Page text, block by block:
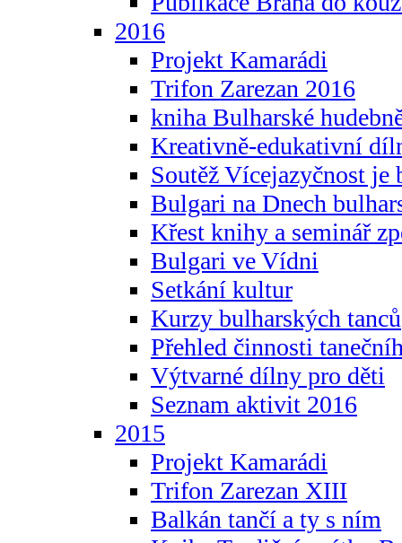
2016
Projekt Kamarádi
Trifon Zarezan 2016
kniha Bulharské
Kreativně-edukativní
Soutěž Vícejazyčnost je
Bulgari na Dnech
Křest knihy a seminář
Bulgari ve Vídni
Setkání kultur
Kurzy bulharských tanců
Přehled činnosti
Výtvarné dílny pro děti
Seznam aktivit 2016
2015
Projekt Kamarádi
Trifon Zarezan XIII
Balkán tančí a ty s ním